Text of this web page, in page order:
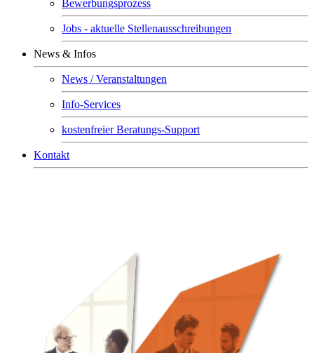
Bewerbungsprozess
Jobs - aktuelle Stellenausschreibungen
News & Infos
News / Veranstaltungen
Info-Services
kostenfreier Beratungs-Support
Kontakt